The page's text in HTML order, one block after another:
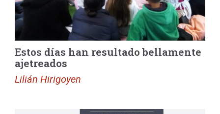
Estos días han resultado bellamente
ajetreados
Lilián Hirigoyen